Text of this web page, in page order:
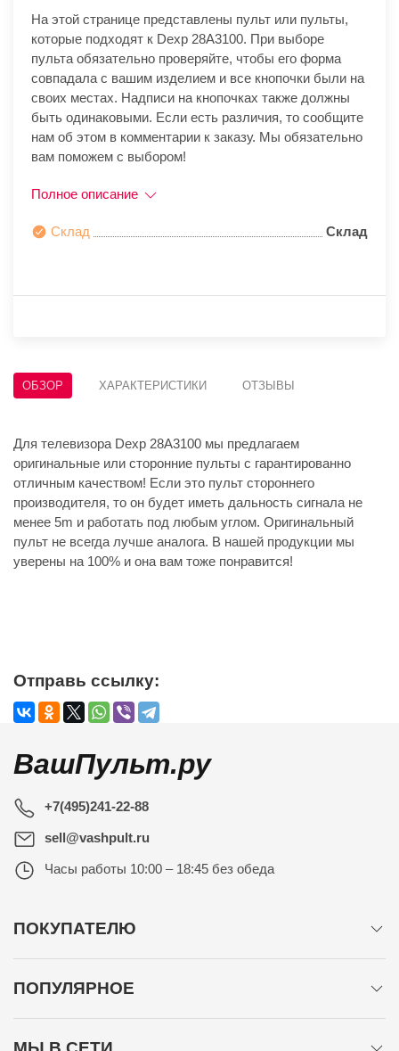
На этой странице представлены пульт или пульты,
которые подходят к Dexp 28A3100. При выборе
пульта обязательно проверяйте, чтобы его форма
совпадала с вашим изделием и все кнопочки были на
своих местах. Надписи на кнопочках также должны
быть одинаковыми. Если есть различия, то сообщите
нам об этом в комментарии к заказу. Мы обязательно
вам поможем с выбором!
Полное описание
Склад Склад
ОБЗОР ХАРАКТЕРИСТИКИ ОТЗЫВЫ
Для телевизора Dexp 28A3100 мы предлагаем
оригинальные или сторонние пульты с гарантированно
отличным качеством! Если это пульт стороннего
производителя, то он будет иметь дальность сигнала не
менее 5m и работать под любым углом. Оригинальный
пульт не всегда лучше аналога. В нашей продукции мы
уверены на 100% и она вам тоже понравится!
Отправь ссылку:
ВашПульт.ру
+7(495)241-22-88
sell@vashpult.ru
Часы работы 10:00 – 18:45 без обеда
ПОКУПАТЕЛЮ
ПОПУЛЯРНОЕ